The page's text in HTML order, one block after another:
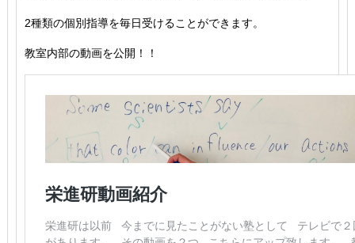
2種類の個別指導を毎日受けることができます。
教室内部の動画を公開！！